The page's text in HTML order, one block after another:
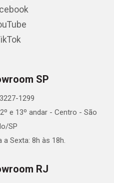
SP
1299
e 13º andar - Centro - São
SP
a Sexta: 8h às 18h.
RJ